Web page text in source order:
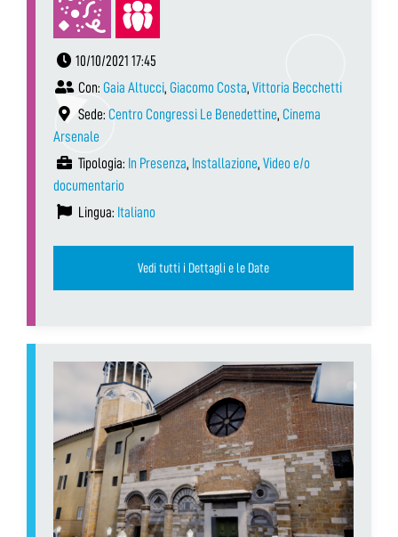
10/10/2021 17:45
Con: Gaia Altucci, Giacomo Costa, Vittoria Becchetti
Sede: Centro Congressi Le Benedettine, Cinema
Arsenale
Tipologia: In Presenza, Installazione, Video e/o
documentario
Lingua: Italiano
Vedi tutti i Dettagli e le Date